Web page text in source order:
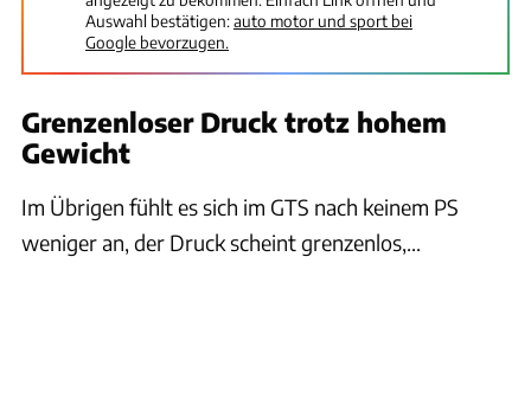
Auswahl bestätigen:auto motor und sport bei
Google bevorzugen.
Grenzenloser Druck trotz hohem
Gewicht
Im Übrigen fühlt es sich im GTS nach keinem PS
weniger an, der Druck scheint grenzenlos,...